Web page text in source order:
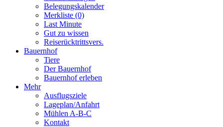
Belegungskalender
Merkliste (0)
Last Minute
Gut zu wissen
Reiserücktrittsvers.
Bauernhof
Tiere
Der Bauernhof
Bauernhof erleben
Mehr
Ausflugsziele
Lageplan/Anfahrt
Mühlen A-B-C
Kontakt